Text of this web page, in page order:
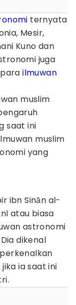
ternyata
Mesir,
Kuno dan
juga
parailmuwan
muslim
saat ini
muslim
yang
ibn Sinān al-
atau biasa
astronomi
dikenal
ia saat ini